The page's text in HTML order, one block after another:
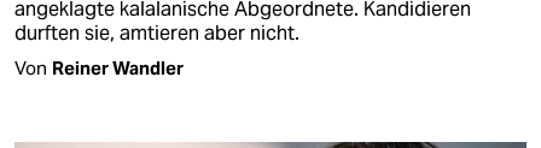
angeklagte kalalanische Abgeordnete. Kandidieren
durften sie, amtieren aber nicht.
Von Reiner Wandler